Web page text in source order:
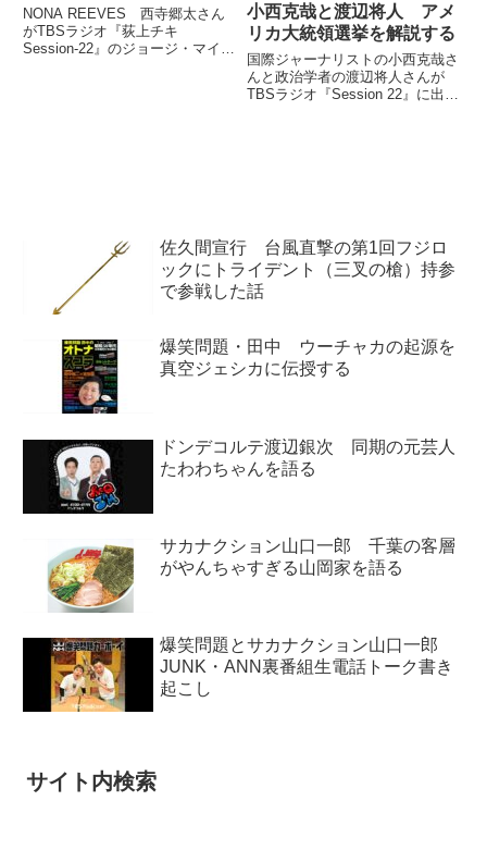
NONA REEVES 西寺郷太さん
がTBSラジオ『荻上チキ
Session-22』のジョージ・マイケ
小西克哉と渡辺将人 アメ
リカ大統領選挙を解説する
国際ジャーナリストの小西克哉さ
んと政治学者の渡辺将人さんが
TBSラジオ『Session 22』に出
佐久間宣行 台風直撃の第1回フジロ
ックにトライデント（三叉の槍）持参
で参戦した話
爆笑問題・田中 ウーチャカの起源を
真空ジェシカに伝授する
ドンデコルテ渡辺銀次 同期の元芸人
たわわちゃんを語る
サカナクション山口一郎 千葉の客層
がやんちゃすぎる山岡家を語る
爆笑問題とサカナクション山口一郎
JUNK・ANN裏番組生電話トーク書き
起こし
サイト内検索